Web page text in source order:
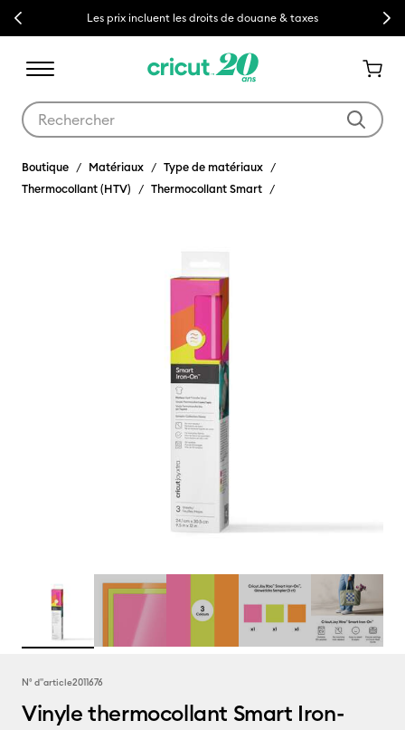
Previous Les prix incluent les droits de douane & taxes Next
Boutique Matériaux
Type de matériaux
Thermocollant (HTV)
Thermocollant Smart
N° d''article2011676
Vinyle thermocollant Smart Iron-